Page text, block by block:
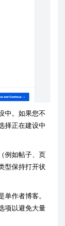
中。如果您不
择正在建设中
例如帖子、页
型保持打开状
作者博客。
项以避免大量